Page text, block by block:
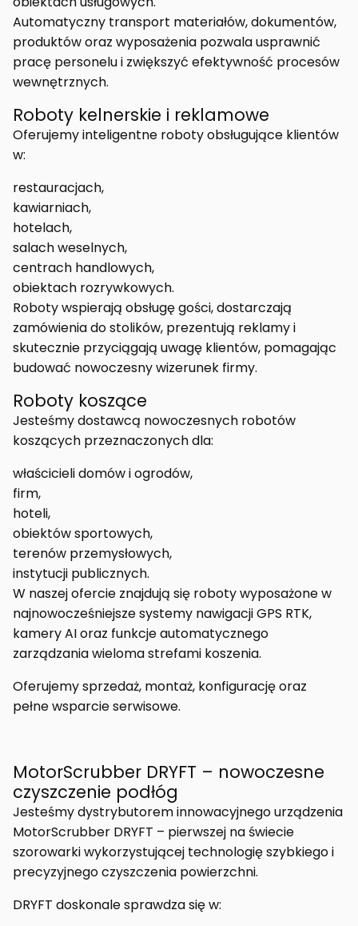
Automatyczny transport materiałów, dokumentów,
produktów oraz wyposażenia pozwala usprawnić
pracę personelu i zwiększyć efektywność procesów
wewnętrznych.
Roboty kelnerskie i reklamowe
Oferujemy inteligentne roboty obsługujące klientów
w:
restauracjach,
kawiarniach,
hotelach,
salach weselnych,
centrach handlowych,
obiektach rozrywkowych.
Roboty wspierają obsługę gości, dostarczają
zamówienia do stolików, prezentują reklamy i
skutecznie przyciągają uwagę klientów, pomagając
budować nowoczesny wizerunek firmy.
Roboty koszące
Jesteśmy dostawcą nowoczesnych robotów
koszących przeznaczonych dla:
właścicieli domów i ogrodów,
firm,
hoteli,
obiektów sportowych,
terenów przemysłowych,
instytucji publicznych.
W naszej ofercie znajdują się roboty wyposażone w
najnowocześniejsze systemy nawigacji GPS RTK,
kamery AI oraz funkcje automatycznego
zarządzania wieloma strefami koszenia.
Oferujemy sprzedaż, montaż, konfigurację oraz
pełne wsparcie serwisowe.
MotorScrubber DRYFT – nowoczesne
czyszczenie podłóg
Jesteśmy dystrybutorem innowacyjnego urządzenia
MotorScrubber DRYFT – pierwszej na świecie
szorowarki wykorzystującej technologię szybkiego i
precyzyjnego czyszczenia powierzchni.
DRYFT doskonale sprawdza się w: